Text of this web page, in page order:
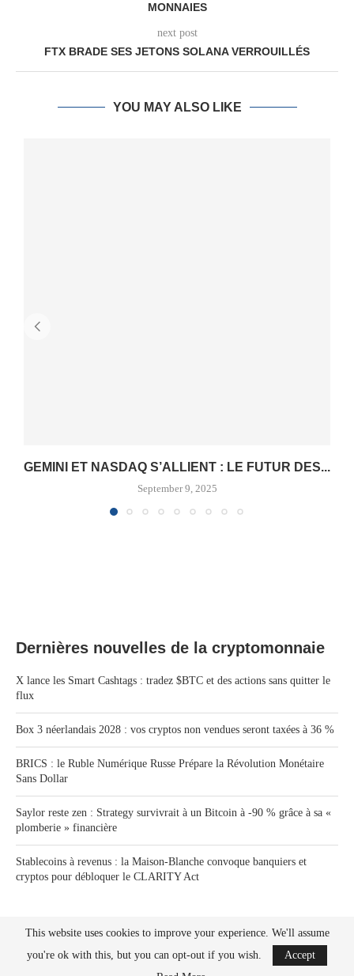
MONNAIES
next post
FTX BRADE SES JETONS SOLANA VERROUILLÉS
YOU MAY ALSO LIKE
GEMINI ET NASDAQ S’ALLIENT : LE FUTUR DES...
September 9, 2025
Dernières nouvelles de la cryptomonnaie
X lance les Smart Cashtags : tradez $BTC et des actions sans quitter le
flux
Box 3 néerlandais 2028 : vos cryptos non vendues seront taxées à 36 %
BRICS : le Ruble Numérique Russe Prépare la Révolution Monétaire
Sans Dollar
Saylor reste zen : Strategy survivrait à un Bitcoin à -90 % grâce à sa «
plomberie » financière
Stablecoins à revenus : la Maison-Blanche convoque banquiers et
cryptos pour débloquer le CLARITY Act
This website uses cookies to improve your experience. We'll assume
you're ok with this, but you can opt-out if you wish.
Accept